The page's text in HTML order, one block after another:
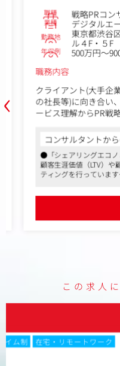
‹
職種 戦略PRコンサ
業種 デジタルエー
勤務地
東京都渋谷区
ル４F・５F
年収例
500万円～900
職務内容
クライアント(大手企業
の社長等)に向き合い、
ービス理解からPR戦略
業務は決定しますが、入
得して頂くことを想定し
【具体的な案件例】
・大手総合商社のSDGs
・スタートアップベン
コンサルタントからの
●「シェアリングエコノミ
顧客生涯価値（LTV）や顧
ティングを行っています
●クライアントの商品が売
全成果報酬型」で、クライ
います
この求人
株式会社ファーマ
土日祝休み 残業月20時間